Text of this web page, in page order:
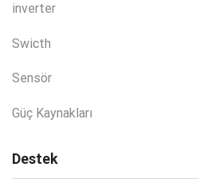
inverter
Swicth
Sensör
Güç Kaynakları
Destek